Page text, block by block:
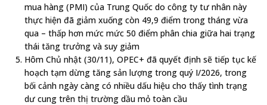
mua hàng (PMI) của Trung Quốc do công ty tư nhân này
thực hiện đã giảm xuống còn 49,9 điểm trong tháng vừa
qua – thấp hơn mức mức 50 điểm phân chia giữa hai trạng
thái tăng trưởng và suy giảm
Hôm Chủ nhật (30/11), OPEC+ đã quyết định sẽ tiếp tục kế
hoạch tạm dừng tăng sản lượng trong quý I/2026, trong
bối cảnh ngày càng có nhiều dấu hiệu cho thấy tình trạng
dư cung trên thị trường dầu mỏ toàn cầu